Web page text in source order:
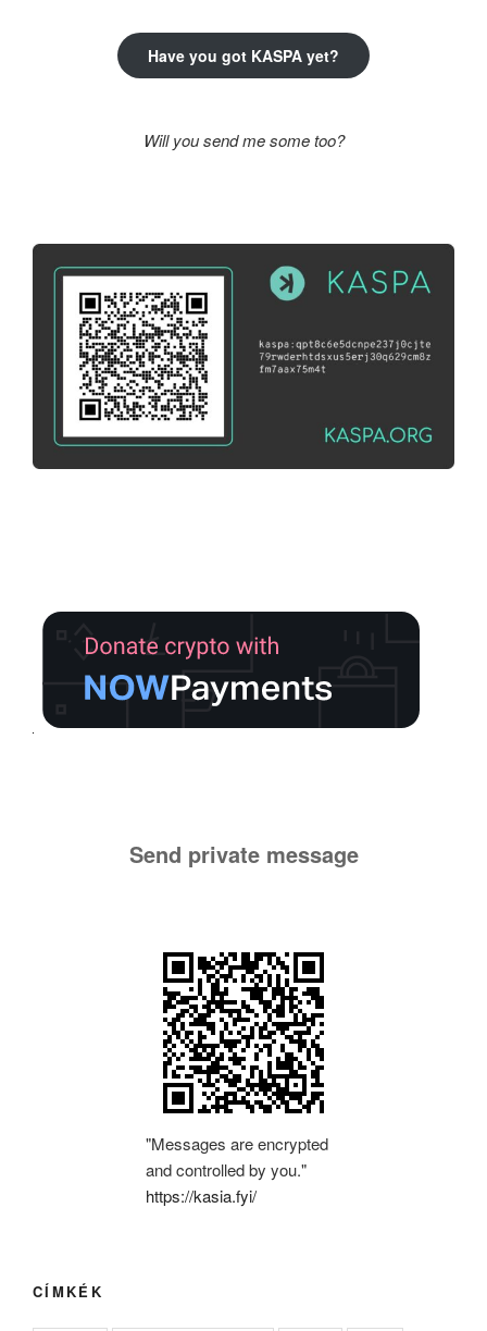
Have you got KASPA yet?
Will you send me some too?
Send private message
"Messages are encrypted
and controlled by you."
https://kasia.fyi/
CÍMKÉK